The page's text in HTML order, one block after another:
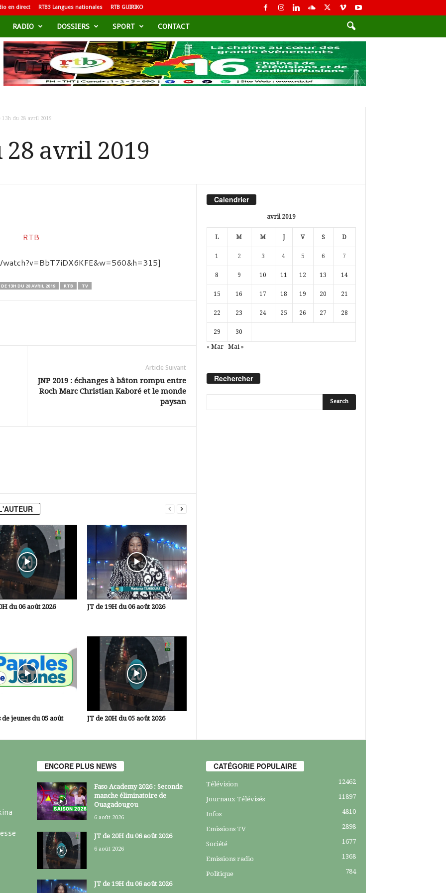
en direct RTB3 Langues nationales RTB GUIRIKO
RADIO DOSSIERS SPORT CONTACT
13h du 28 avril 2019
28 avril 2019
DE 13H DU 28 AVRIL 2019 RTB TV
Article Suivant
JNP 2019 : échanges à bâton rompu entre
Roch Marc Christian Kaboré et le monde
paysan
du 06 août 2026 JT de 19H du 06 août 2026
de jeunes du 05 août
JT de 20H du 05 août 2026
Calendrier
avril 2019
L M M J V S D
1 2 3 4 5 6 7
8 9 10 11 12 13 14
15 16 17 18 19 20 21
22 23 24 25 26 27 28
29 30
« Mar Mai »
Rechercher
ENCORE PLUS NEWS
Faso Academy 2026 : Seconde
manche éliminatoire de
Ouagadougou
6 août 2026
JT de 20H du 06 août 2026
6 août 2026
JT de 19H du 06 août 2026
CATÉGORIE POPULAIRE
Télévision 12462
Journaux Télévisés 11897
Infos 4810
Emissions TV 2898
Société 1677
Emissions radio 1368
Politique 784